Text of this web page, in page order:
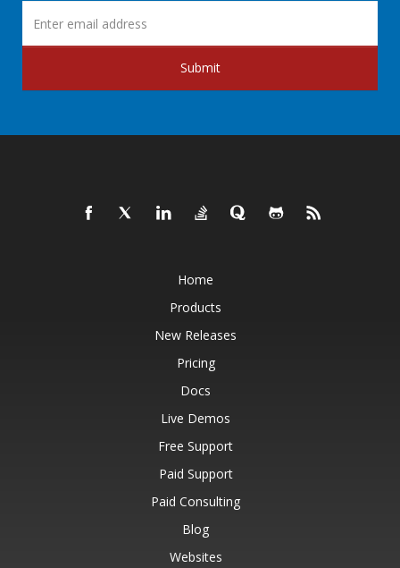
Submit
Home
Products
New Releases
Pricing
Docs
Live Demos
Free Support
Paid Support
Paid Consulting
Blog
Websites